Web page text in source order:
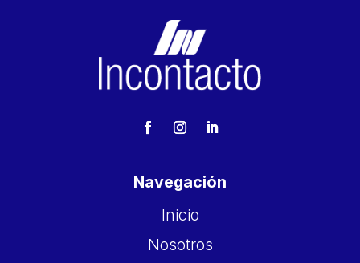
Navegación
Inicio
Nosotros